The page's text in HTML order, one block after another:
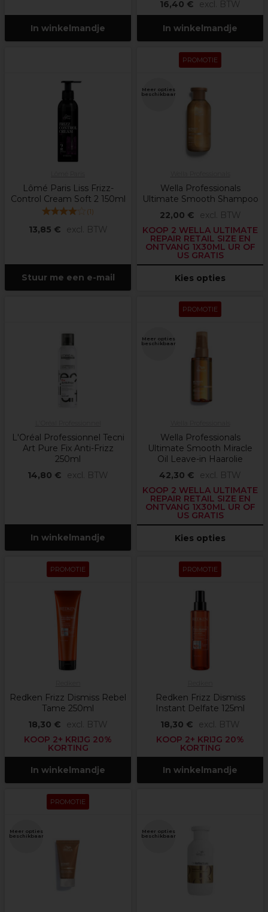
In winkelmandje
16,40 € excl. BTW
In winkelmandje
Lômé Paris Liss Frizz-
Control Cream Soft 2 150ml
(1)
13,85 € excl. BTW
Stuur me een e-mail
PROMOTIE
Meer opties
beschikbaar
Wella Professionals
Ultimate Smooth Shampoo
22,00 €
excl. BTW
KOOP 2 WELLA ULTIMATE
REPAIR RETAIL SIZE EN
ONTVANG 1X30ML UR OF
US GRATIS
Kies opties
L'Oréal Professionnel Tecni
Art Pure Fix Anti-Frizz
250ml
14,80 €
excl. BTW
In winkelmandje
PROMOTIE
Meer opties
beschikbaar
Wella Professionals
Ultimate Smooth Miracle
Oil Leave-in Haarolie
42,30 €
excl. BTW
KOOP 2 WELLA ULTIMATE
REPAIR RETAIL SIZE EN
ONTVANG 1X30ML UR OF
US GRATIS
Kies opties
PROMOTIE
Redken Frizz Dismiss Rebel
Tame 250ml
18,30 €
excl. BTW
KOOP 2+ KRIJG 20%
KORTING
In winkelmandje
PROMOTIE
Redken Frizz Dismiss
Instant Delfate 125ml
18,30 €
excl. BTW
KOOP 2+ KRIJG 20%
KORTING
In winkelmandje
PROMOTIE
Meer opties
beschikbaar
Meer opties
beschikbaar